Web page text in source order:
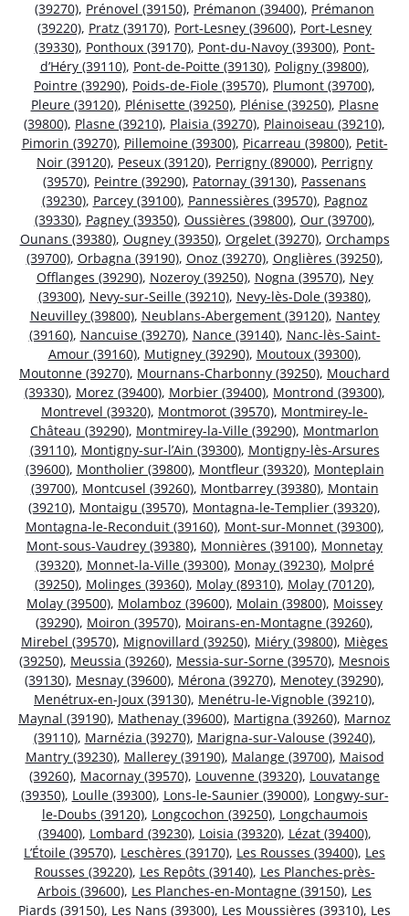
(39270), Prénovel (39150), Prémanon (39400), Prémanon
(39220), Pratz (39170), Port-Lesney (39600), Port-Lesney
(39330), Ponthoux (39170), Pont-du-Navoy (39300), Pont-
d’Héry (39110), Pont-de-Poitte (39130), Poligny (39800),
Pointre (39290), Poids-de-Fiole (39570), Plumont (39700),
Pleure (39120), Plénisette (39250), Plénise (39250), Plasne
(39800), Plasne (39210), Plaisia (39270), Plainoiseau (39210),
Pimorin (39270), Pillemoine (39300), Picarreau (39800), Petit-
Noir (39120), Peseux (39120), Perrigny (89000), Perrigny
(39570), Peintre (39290), Patornay (39130), Passenans
(39230), Parcey (39100), Pannessières (39570), Pagnoz
(39330), Pagney (39350), Oussières (39800), Our (39700),
Ounans (39380), Ougney (39350), Orgelet (39270), Orchamps
(39700), Orbagna (39190), Onoz (39270), Onglières (39250),
Offlanges (39290), Nozeroy (39250), Nogna (39570), Ney
(39300), Nevy-sur-Seille (39210), Nevy-lès-Dole (39380),
Neuvilley (39800), Neublans-Abergement (39120), Nantey
(39160), Nancuise (39270), Nance (39140), Nanc-lès-Saint-
Amour (39160), Mutigney (39290), Moutoux (39300),
Moutonne (39270), Mournans-Charbonny (39250), Mouchard
(39330), Morez (39400), Morbier (39400), Montrond (39300),
Montrevel (39320), Montmorot (39570), Montmirey-le-
Château (39290), Montmirey-la-Ville (39290), Montmarlon
(39110), Montigny-sur-l’Ain (39300), Montigny-lès-Arsures
(39600), Montholier (39800), Montfleur (39320), Monteplain
(39700), Montcusel (39260), Montbarrey (39380), Montain
(39210), Montaigu (39570), Montagna-le-Templier (39320),
Montagna-le-Reconduit (39160), Mont-sur-Monnet (39300),
Mont-sous-Vaudrey (39380), Monnières (39100), Monnetay
(39320), Monnet-la-Ville (39300), Monay (39230), Molpré
(39250), Molinges (39360), Molay (89310), Molay (70120),
Molay (39500), Molamboz (39600), Molain (39800), Moissey
(39290), Moiron (39570), Moirans-en-Montagne (39260),
Mirebel (39570), Mignovillard (39250), Miéry (39800), Mièges
(39250), Meussia (39260), Messia-sur-Sorne (39570), Mesnois
(39130), Mesnay (39600), Mérona (39270), Menotey (39290),
Menétrux-en-Joux (39130), Menétru-le-Vignoble (39210),
Maynal (39190), Mathenay (39600), Martigna (39260), Marnoz
(39110), Marnézia (39270), Marigna-sur-Valouse (39240),
Mantry (39230), Mallerey (39190), Malange (39700), Maisod
(39260), Macornay (39570), Louvenne (39320), Louvatange
(39350), Loulle (39300), Lons-le-Saunier (39000), Longwy-sur-
le-Doubs (39120), Longcochon (39250), Longchaumois
(39400), Lombard (39230), Loisia (39320), Lézat (39400),
L’Étoile (39570), Leschères (39170), Les Rousses (39400), Les
Rousses (39220), Les Repôts (39140), Les Planches-près-
Arbois (39600), Les Planches-en-Montagne (39150), Les
Piards (39150), Les Nans (39300), Les Moussières (39310), Les